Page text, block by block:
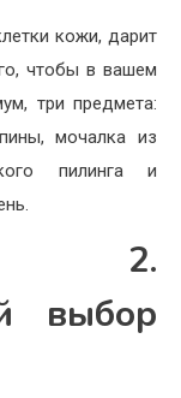
кожи, дарит
чтобы в вашем
три предмета:
мочалка из
пилинга и
2.
выбор